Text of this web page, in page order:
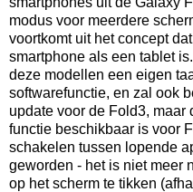
modus voor meerdere
voortkomt uit het concept
smartphone als een tablet
deze modellen een eigen
softwarefunctie, en zal ook
update voor de Fold3, maar
functie beschikbaar is voor
schakelen tussen lopende
geworden - het is niet meer
op het scherm te tikken